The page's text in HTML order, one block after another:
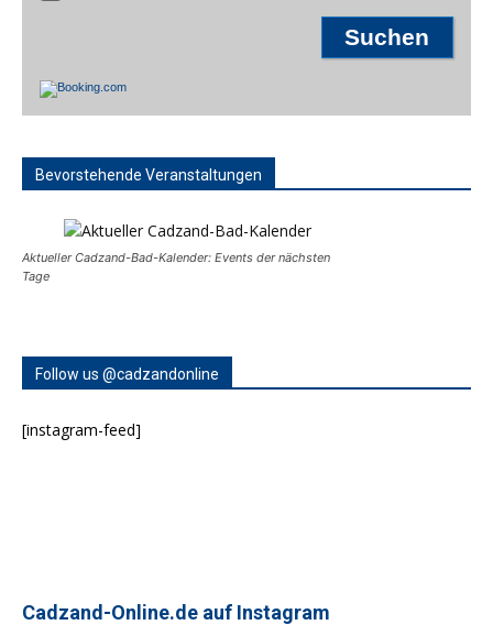
Bevorstehende Veranstaltungen
Aktueller Cadzand-Bad-Kalender: Events der nächsten
Tage
Follow us @cadzandonline
[instagram-feed]
Cadzand-Online.de auf Instagram